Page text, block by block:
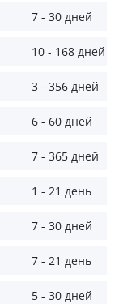
7 - 30 дней
10 - 168 дней
3 - 356 дней
6 - 60 дней
7 - 365 дней
1 - 21 день
7 - 30 дней
7 - 21 день
5 - 30 дней